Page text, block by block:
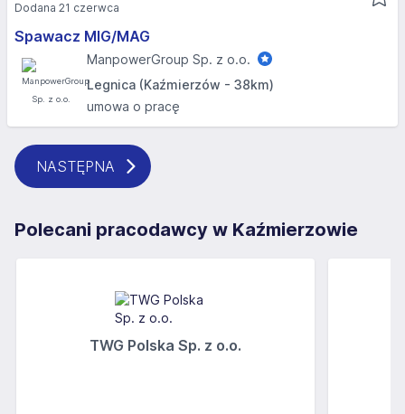
Spawacz MIG/MAG
ManpowerGroup Sp. z o.o.
Legnica (Kaźmierzów - 38km)
umowa o pracę
Dodana 21 czerwca
NASTĘPNA
Polecani pracodawcy w Kaźmierzowie
TWG Polska Sp. z o.o.